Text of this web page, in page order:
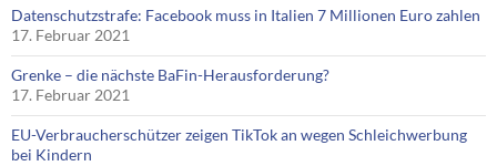
Datenschutzstrafe: Facebook muss in Italien 7 Millionen Euro zahlen
17. Februar 2021
Grenke – die nächste BaFin-Herausforderung?
17. Februar 2021
EU-Verbraucherschützer zeigen TikTok an wegen Schleichwerbung
bei Kindern